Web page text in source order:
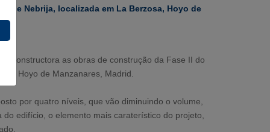
de Nebrija, localizada em La Berzosa, Hoyo de
Constructora as obras de construção da Fase II do
Hoyo de Manzanares, Madrid.
por quatro níveis, que vão diminuindo o volume,
edifício, o elemento mais caraterístico do projeto,